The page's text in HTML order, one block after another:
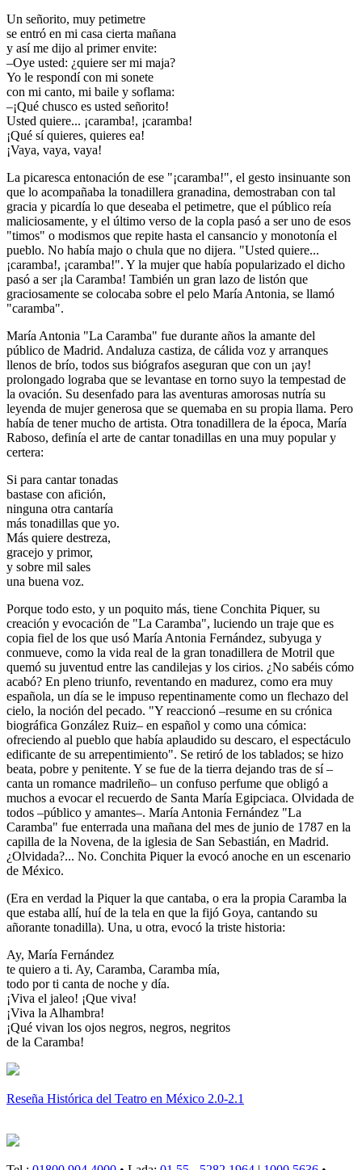
Un señorito, muy petimetre
se entró en mi casa cierta mañana
y así me dijo al primer envite:
–Oye usted: ¿quiere ser mi maja?
Yo le respondí con mi sonete
con mi canto, mi baile y soflama:
–¡Qué chusco es usted señorito!
Usted quiere... ¡caramba!, ¡caramba!
¡Qué sí quieres, quieres ea!
¡Vaya, vaya, vaya!
La picaresca entonación de ese "¡caramba!", el gesto insinuante son
que lo acompañaba la tonadillera granadina, demostraban con tal
gracia y picardía lo que deseaba el petimetre, que el público reía
maliciosamente, y el último verso de la copla pasó a ser uno de esos
"timos" o modismos que repite hasta el cansancio y monotonía el
pueblo. No había majo o chula que no dijera. "Usted quiere...
¡caramba!, ¡caramba!". Y la mujer que había popularizado el dicho
pasó a ser ¡la Caramba! También un gran lazo de listón que
graciosamente se colocaba sobre el pelo María Antonia, se llamó
"caramba".
María Antonia "La Caramba" fue durante años la amante del
público de Madrid. Andaluza castiza, de cálida voz y arranques
llenos de brío, todos sus biógrafos aseguran que con un ¡ay!
prolongado lograba que se levantase en torno suyo la tempestad de
la ovación. Su desenfado para las aventuras amorosas nutría su
leyenda de mujer generosa que se quemaba en su propia llama. Pero
había de tener mucho de artista. Otra tonadillera de la época, María
Raboso, definía el arte de cantar tonadillas en una muy popular y
certera:
Si para cantar tonadas
bastase con afición,
ninguna otra cantaría
más tonadillas que yo.
Más quiere destreza,
gracejo y primor,
y sobre mil sales
una buena voz.
Porque todo esto, y un poquito más, tiene Conchita Piquer, su
creación y evocación de "La Caramba", luciendo un traje que es
copia fiel de los que usó María Antonia Fernández, subyuga y
conmueve, como la vida real de la gran tonadillera de Motril que
quemó su juventud entre las candilejas y los cirios. ¿No sabéis cómo
acabó? En pleno triunfo, reventando en madurez, como era muy
española, un día se le impuso repentinamente como un flechazo del
cielo, la noción del pecado. "Y reaccionó –resume en su crónica
biográfica González Ruiz– en español y como una cómica:
ofreciendo al pueblo que había aplaudido su descaro, el espectáculo
edificante de su arrepentimiento". Se retiró de los tablados; se hizo
beata, pobre y penitente. Y se fue de la tierra dejando tras de sí –
canta un romance madrileño– un confuso perfume que obligó a
muchos a evocar el recuerdo de Santa María Egipciaca. Olvidada de
todos –público y amantes–. María Antonia Fernández "La
Caramba" fue enterrada una mañana del mes de junio de 1787 en la
capilla de la Novena, de la iglesia de San Sebastián, en Madrid.
¿Olvidada?... No. Conchita Piquer la evocó anoche en un escenario
de México.
(Era en verdad la Piquer la que cantaba, o era la propia Caramba la
que estaba allí, huí de la tela en que la fijó Goya, cantando su
añorante tonadilla). Una, u otra, evocó la triste historia:
Ay, María Fernández
te quiero a ti. Ay, Caramba, Caramba mía,
todo por ti canta de noche y día.
¡Viva el jaleo! ¡Que viva!
¡Viva la Alhambra!
¡Qué vivan los ojos negros, negros, negritos
de la Caramba!
Reseña Histórica del Teatro en México 2.0-2.1